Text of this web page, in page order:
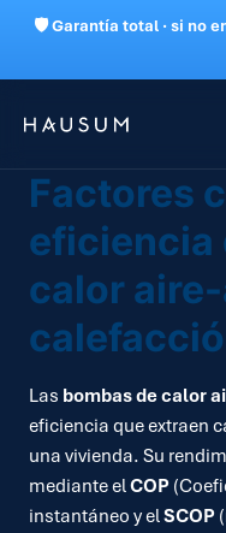
🛡 Garantía total · si no
Factores
eficiencia
calor
Las bombas de calor
eficiencia que extraen
una vivienda. Su
mediante elCOP
instantáneo y elSCOP